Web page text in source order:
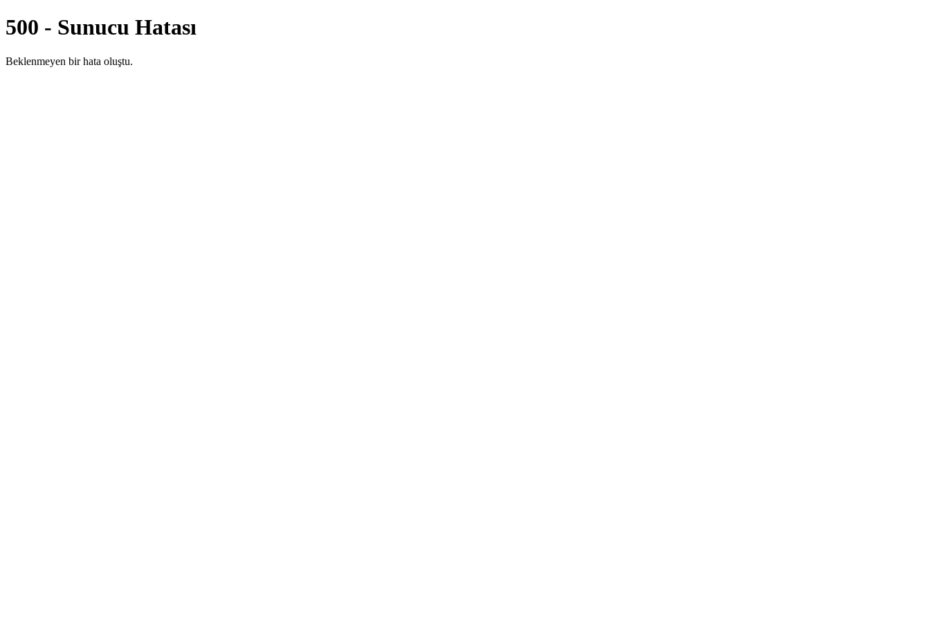
500 - Sunucu Hatası
Beklenmeyen bir hata oluştu.